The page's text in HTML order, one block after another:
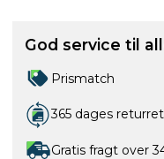
God service til
Prismatch
365 dages returret
Gratis fragt over